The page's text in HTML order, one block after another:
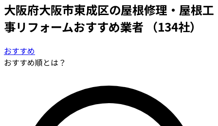
大阪府大阪市東成区の屋根修理・屋根工
事リフォームおすすめ業者
（134社）
おすすめ
おすすめ順とは？